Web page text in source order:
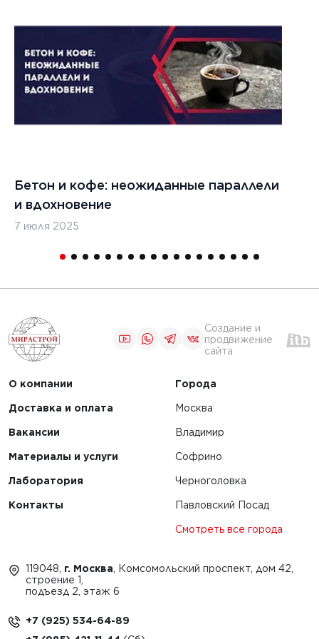
г.
Бетон и кофе: неожиданные параллели
и вдохновение
7 июля 2025
Создание и
продвижение
сайта
О компании
Доставка и оплата
Вакансии
Материалы и услуги
Лаборатория
Контакты
Города
Москва
Владимир
Софрино
Черноголовка
Павловский Посад
Смотреть все города
119048, г. Москва , Комсомольский проспект, дом 42,
строение 1,
подъезд 2, этаж 6
+7 (925) 534-64-89